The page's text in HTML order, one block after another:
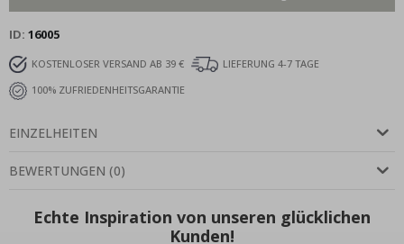
ID 16005
KOSTENLOSER VERSAND AB 39 €
LIEFERUNG 4-7 TAGE
100% ZUFRIEDENHEITSGARANTIE
EINZELHEITEN
BEWERTUNGEN (0)
Echte Inspiration von unseren glücklichen
Kunden!